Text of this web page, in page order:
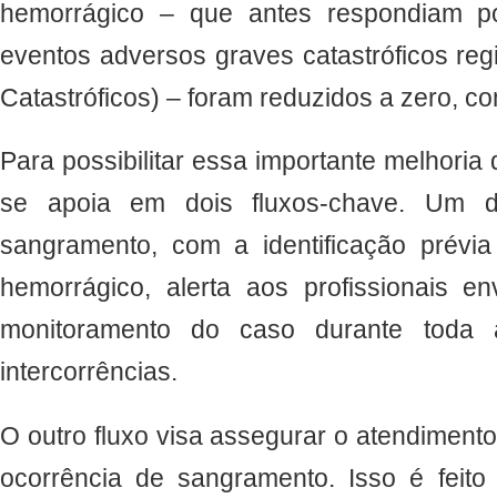
hemorrágico – que antes respondiam
eventos adversos graves catastróficos
Catastróficos) – foram reduzidos a zero,
Para possibilitar essa importante
se apoia em dois fluxos-chave. Um
sangramento, com a identificação
hemorrágico, alerta aos profissionais
monitoramento do caso durante
intercorrências.
O outro fluxo visa assegurar o
ocorrência de sangramento. Isso é